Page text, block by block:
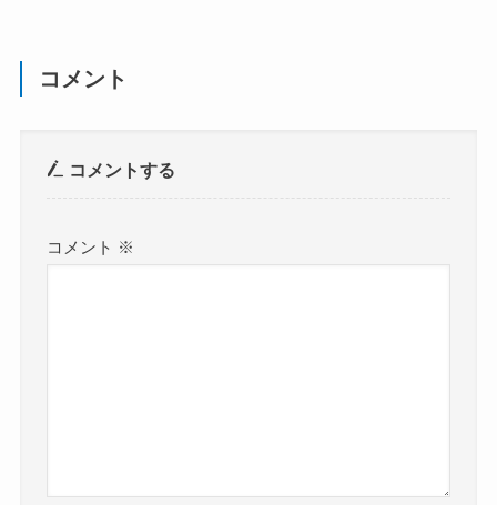
コメント
コメントする
コメント ※